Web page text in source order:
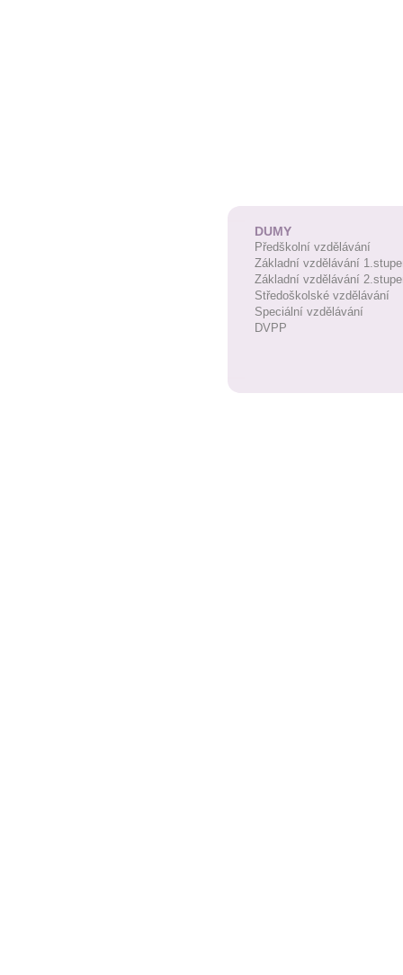
DUMY
Předškolní vzdělávání
Základní vzdělávání
Základní vzdělávání
Středoškolské vzdělávání
Speciální vzdělávání
DVPP